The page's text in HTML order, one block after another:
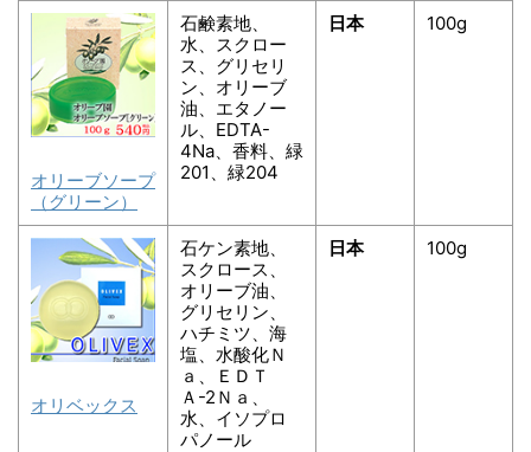
オリーブソープ
（グリーン）
石鹸素地、
水、スクロー
ス、グリセリ
ン、オリーブ
油、エタノー
ル、EDTA-
4Na、香料、緑
201、緑204
日本 100g
オリベックス
石ケン素地、
スクロース、
オリーブ油、
グリセリン、
ハチミツ、海
塩、水酸化Ｎ
ａ、ＥＤＴ
Ａ-2Ｎａ、
水、イソプロ
パノール
日本 100g